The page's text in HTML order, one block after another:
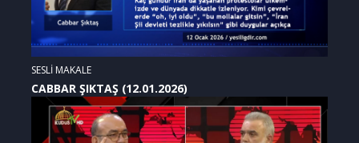
SESLİ MAKALE
CABBAR ŞIKTAŞ (12.01.2026)